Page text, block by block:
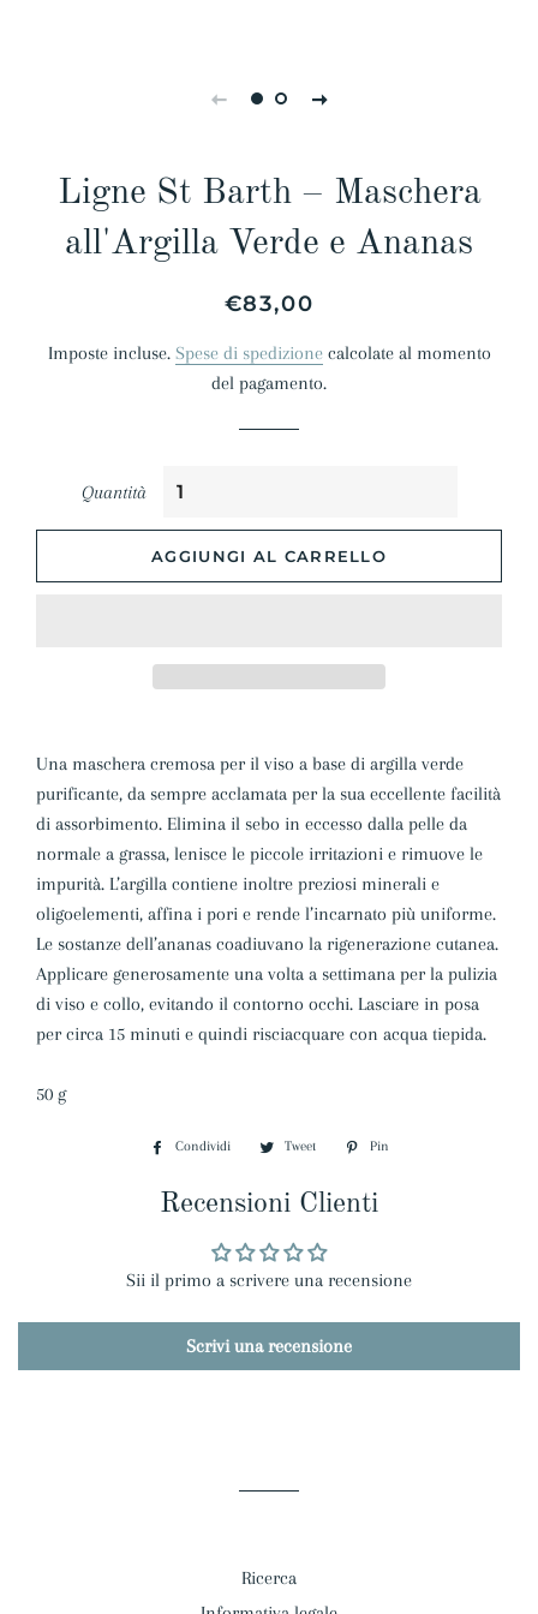
Ligne St Barth – Maschera
all'Argilla Verde e Ananas
Prezzo
listino
Prezzo
€83,00
Imposte incluse. Spese di spedizionecalcolate al momento
del pagamento.
Quantità
AGGIUNGI AL CARRELLO
Una maschera cremosa per il viso a base di argilla verde
purificante, da sempre acclamata per la sua eccellente facilità
di assorbimento. Elimina il sebo in eccesso dalla pelle da
normale a grassa, lenisce le piccole irritazioni e rimuove le
impurità. L’argilla contiene inoltre preziosi minerali e
oligoelementi, affina i pori e rende l’incarnato più uniforme.
Le sostanze dell’ananas coadiuvano la rigenerazione cutanea.
Applicare generosamente una volta a settimana per la pulizia
di viso e collo, evitando il contorno occhi. Lasciare in posa
per circa 15 minuti e quindi risciacquare con acqua tiepida.
50 g
Condividi
Condividi
Facebook
Tweet
Twitta
Twitter
Pin
Recensioni Clienti
Sii il primo a scrivere una recensione
Scrivi una recensione
Ricerca